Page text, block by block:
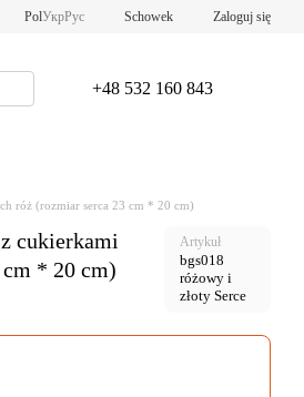
PolУкрРус Schowek Zaloguj się
+48 532 160 843
róż (rozmiar serca 23 cm * 20 cm)
cukierkami
* 20 cm)
Artykuł
bgs018
różowy i
złoty Serce